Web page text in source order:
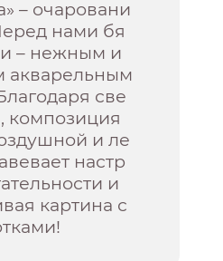
– очаровани
нами бя
– нежным и
акварельным
све
композиция
и ле
настр
и
картина с